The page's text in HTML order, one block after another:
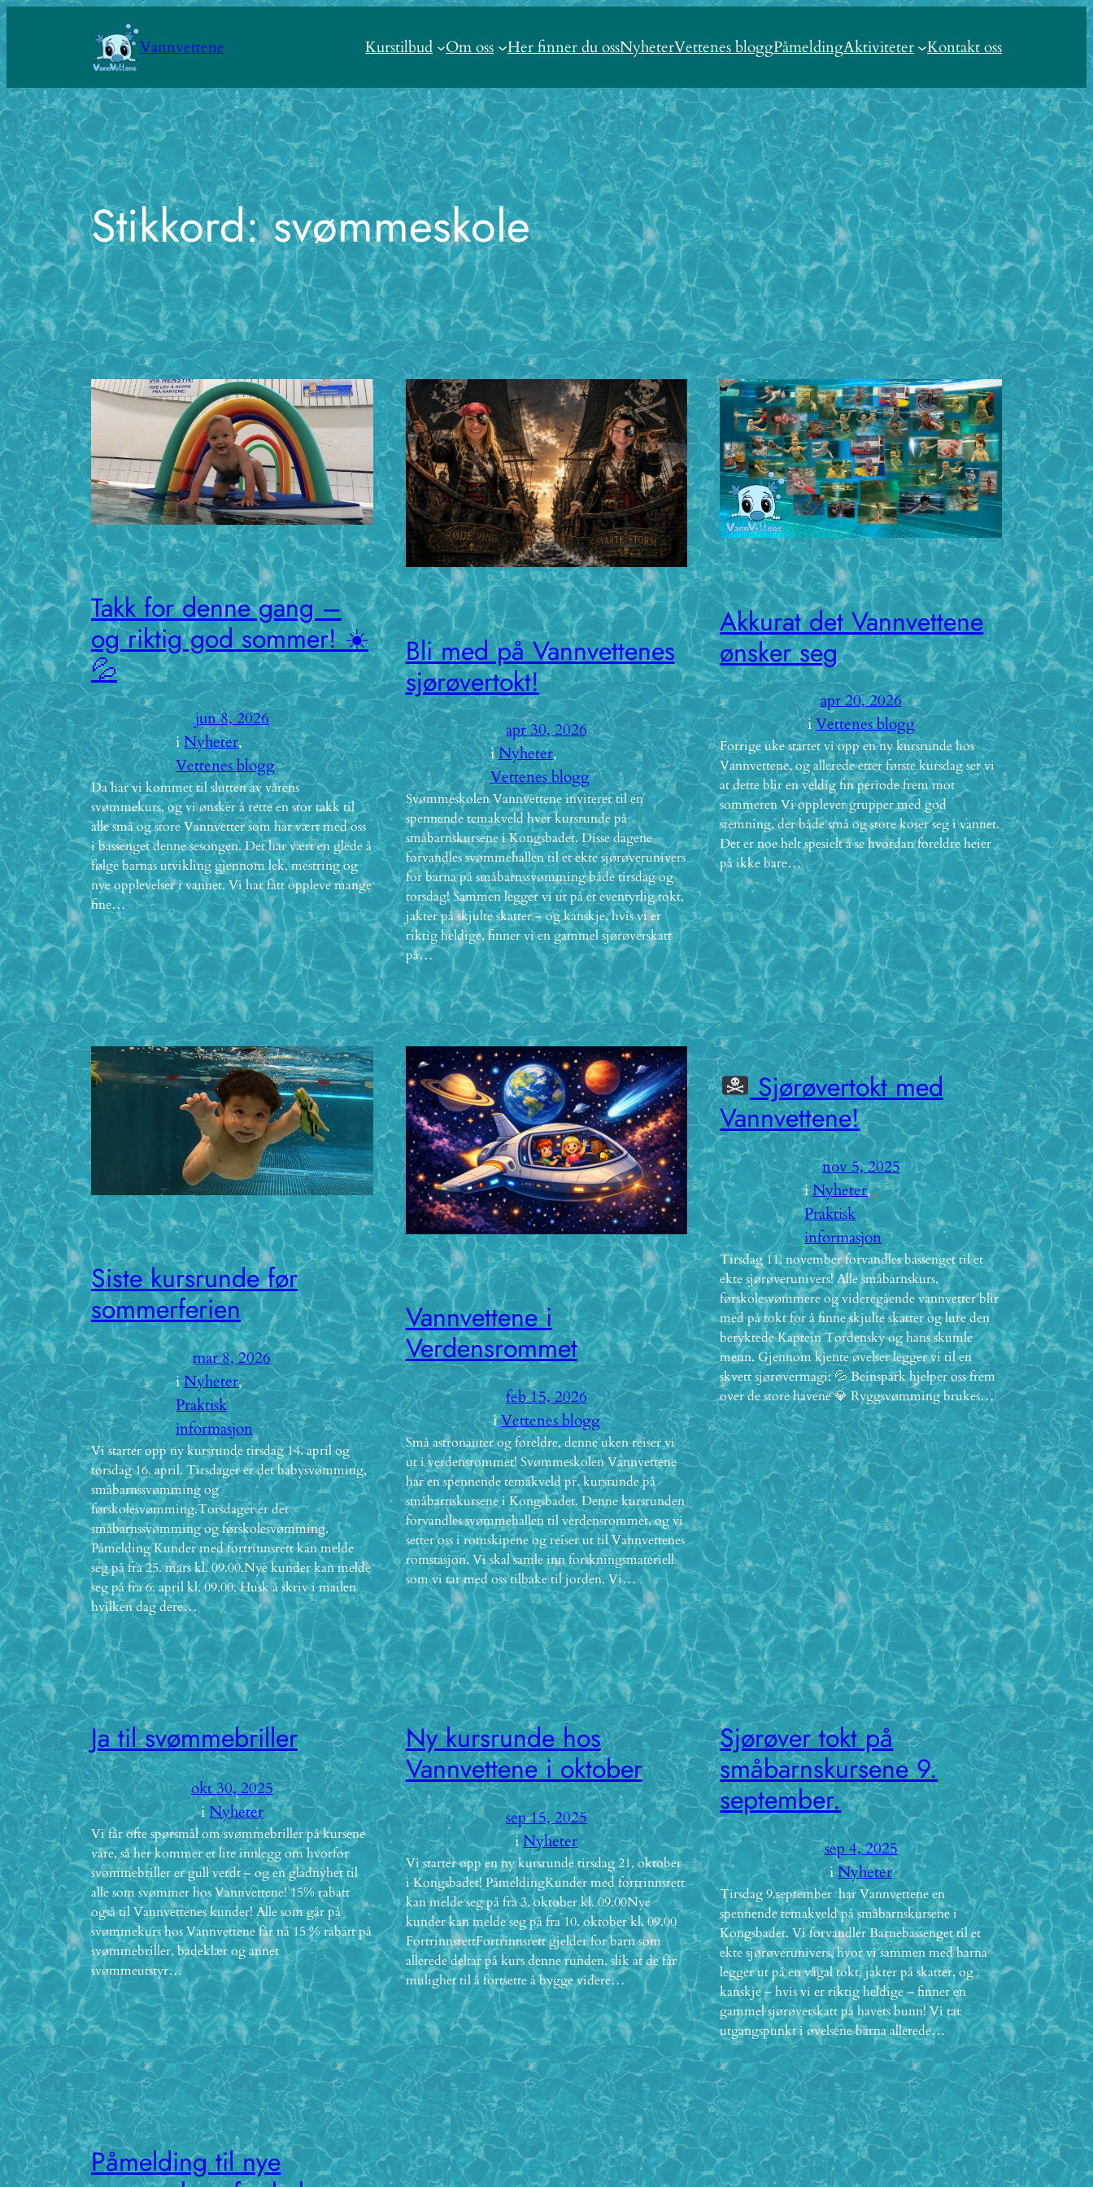
Hopp
til
innhold
Vannvettene Kurstilbud Om oss Her finner du ossNyheterVettenes bloggPåmeldingAktiviteter Kontakt oss
Stikkord:svømmeskole
Takk for denne gang –
og riktig god sommer! ☀️
💦
jun 8, 2026
iNyheter,
Vettenes blogg
Da har vi kommet til slutten av vårens
svømmekurs, og vi ønsker å rette en stor takk til
alle små og store Vannvetter som har vært med oss
i bassenget denne sesongen. Det har vært en glede å
følge barnas utvikling gjennom lek, mestring og
nye opplevelser i vannet. Vi har fått oppleve mange
fine…
Bli med på Vannvettenes
sjørøvertokt!
apr 30, 2026
iNyheter
Vettenes blogg
Svømmeskolen Vannvettene inviterer til en
spennende temakveld hver kursrunde på
småbarnskursene i Kongsbadet. Disse dagene
forvandles svømmehallen til et ekte sjørøverunivers
for barna på småbarnssvømming både tirsdag og
torsdag! Sammen legger vi ut på et eventyrlig tokt,
jakter på skjulte skatter – og kanskje, hvis vi er
riktig heldige, finner vi en gammel sjørøverskatt
på…
Akkurat det Vannvettene
ønsker seg
apr 20, 2026
iVettenes blogg
Forrige uke startet vi opp en ny kursrunde hos
Vannvettene, og allerede etter første kursdag ser vi
at dette blir en veldig fin periode frem mot
sommeren Vi opplever grupper med god
stemning, der både små og store koser seg i vannet.
Det er noe helt spesielt å se hvordan foreldre heier
på ikke bare…
Siste kursrunde før
sommerferien
mar 8, 2026
iNyheter,
Praktisk
informasjon
Vi starter opp ny kursrunde tirsdag 14. april og
torsdag 16. april. Tirsdager er det babysvømming,
småbarnssvømming og
førskolesvømming.Torsdager er det
småbarnssvømming og førskolesvømming.
Påmelding Kunder med fortrinnsrett kan melde
seg på fra 25. mars kl. 09.00.Nye kunder kan melde
seg på fra 6. april kl. 09.00. Husk å skriv i mailen
hvilken dag dere…
Vannvettene i
Verdensrommet
feb 15, 2026
iVettenes blogg
Små astronauter og foreldre, denne uken reiser vi
ut i verdensrommet! Svømmeskolen Vannvettene
har en spennende temakveld pr. kursrunde på
småbarnskursene i Kongsbadet. Denne kursrunden
forvandles svømmehallen til verdensrommet, og vi
setter oss i romskipene og reiser ut til Vannvettenes
romstasjon. Vi skal samle inn forskningsmateriell
som vi tar med oss tilbake til jorden. Vi…
Sjørøvertokt med
Vannvettene!
nov 5, 2025
iNyheter,
Praktisk
informasjon
Tirsdag 11. november forvandles bassenget til et
ekte sjørøverunivers! Alle småbarnskurs,
førskolesvømmere og videregående vannvetter blir
med på tokt for å finne skjulte skatter og lure den
beryktede Kaptein Tordensky og hans skumle
menn. Gjennom kjente øvelser legger vi til en
skvett sjørøvermagi: 💦 Beinspark hjelper oss frem
over de store havene 💎 Ryggsvømming brukes…
Ja til svømmebriller
okt 30, 2025
iNyheter
Vi får ofte spørsmål om svømmebriller på kursene
våre, så her kommer et lite innlegg om hvorfor
svømmebriller er gull verdt – og en gladnyhet til
alle som svømmer hos Vannvettene! 15% rabatt
også til Vannvettenes kunder! Alle som går på
svømmekurs hos Vannvettene får nå 15 % rabatt på
svømmebriller, badeklær og annet
svømmeutstyr…
Ny kursrunde hos
Vannvettene i oktober
sep 15, 2025
iNyheter
Vi starter opp en ny kursrunde tirsdag 21. oktober
i Kongsbadet! PåmeldingKunder med fortrinnsrett
kan melde seg på fra 3. oktober kl. 09.00Nye
kunder kan melde seg på fra 10. oktober kl. 09.00
FortrinnsrettFortrinnsrett gjelder for barn som
allerede deltar på kurs denne runden, slik at de får
mulighet til å fortsette å bygge videre…
Sjørøver tokt på
småbarnskursene 9.
september.
sep 4, 2025
iNyheter
Tirsdag 9.september har Vannvettene en
spennende temakveld på småbarnskursene i
Kongsbadet. Vi forvandler Barnebassenget til et
ekte sjørøverunivers, hvor vi sammen med barna
legger ut på en vågal tokt, jakter på skatter, og
kanskje – hvis vi er riktig heldige – finner en
gammel sjørøverskatt på havets bunn! Vi tar
utgangspunkt i øvelsene barna allerede…
Påmelding til nye